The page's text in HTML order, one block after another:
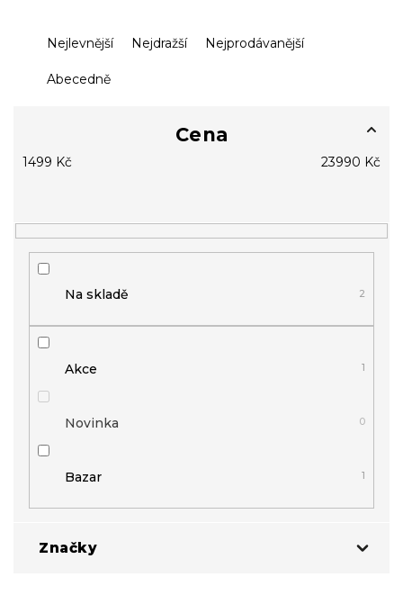
Ř
p
r
k
t
Nejlevnější Nejdražší Nejprodávanější
Abecedně
Cena
1499 Kč 23990 Kč
Na skladě 2
Akce 1
Novinka 0
Bazar 1
Značky